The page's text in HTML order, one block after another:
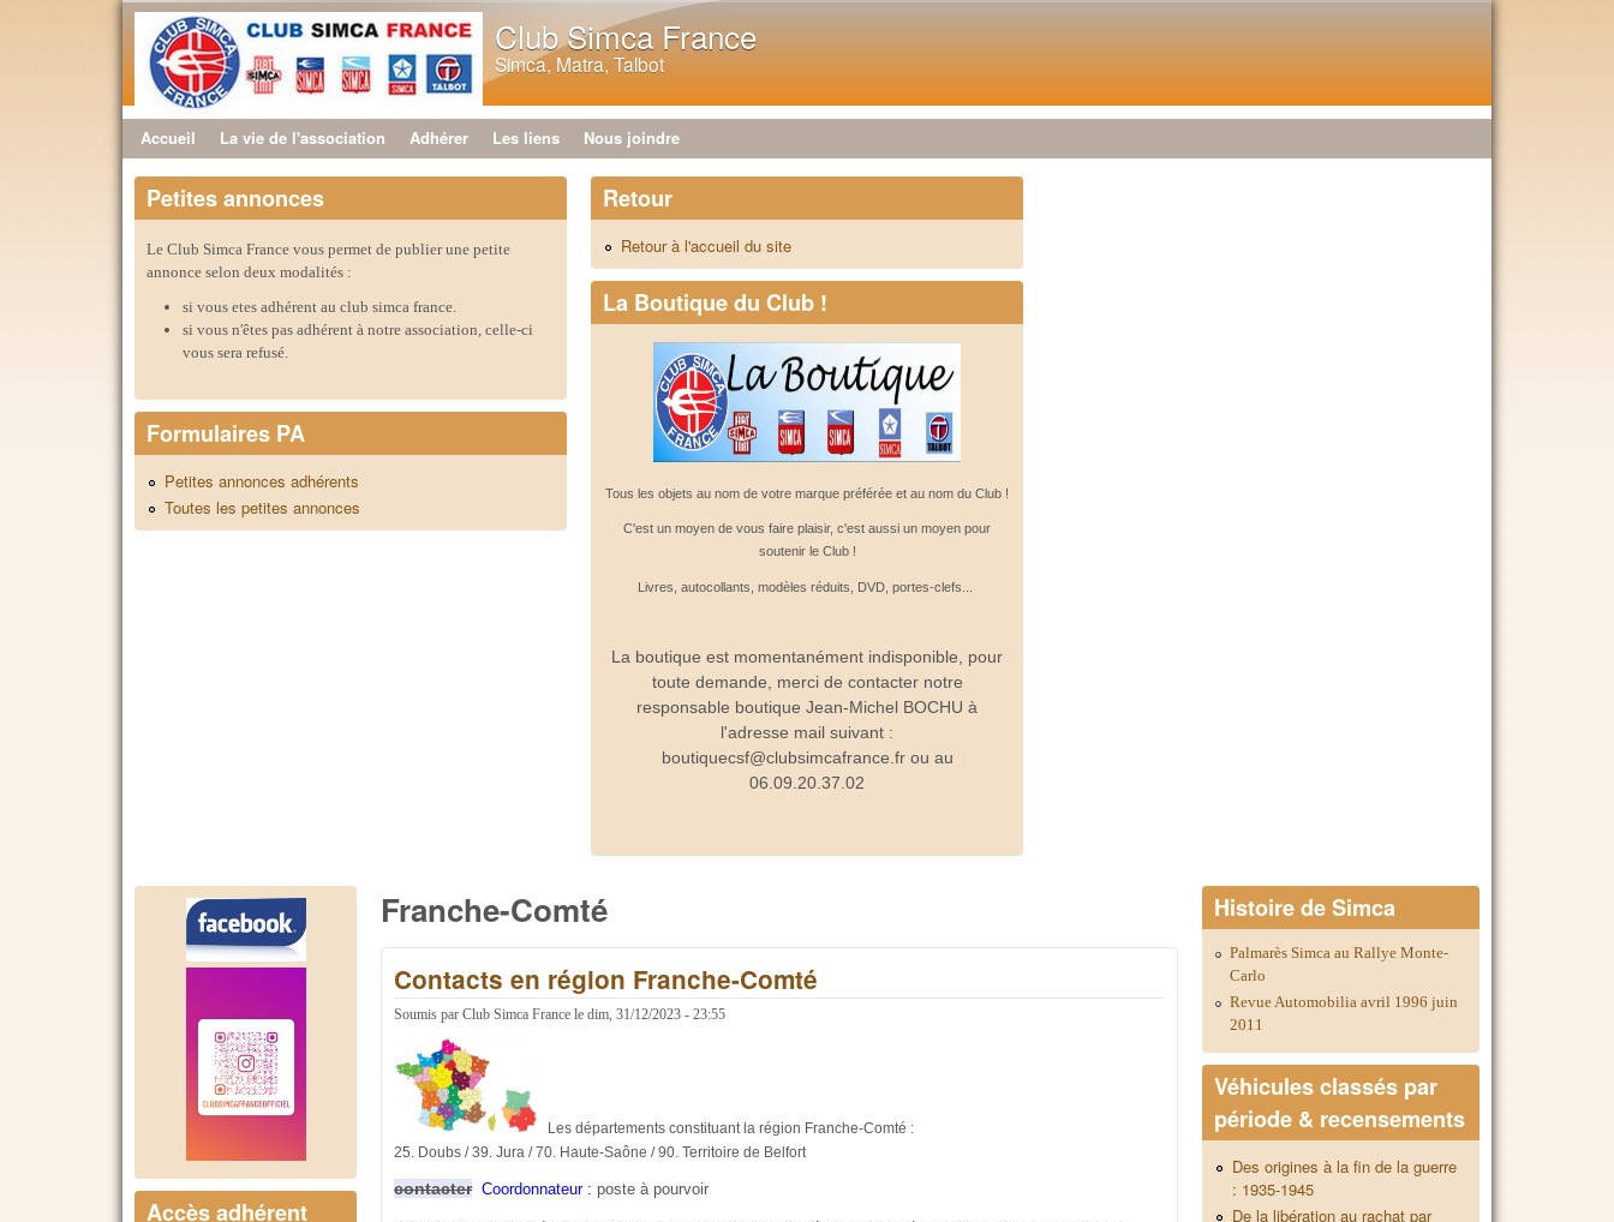
Club Simca France
Simca, Matra, Talbot
Menu principal
Accueil La vie de l'association Adhérer Les liens Nous joindre
Petites annonces
Le Club Simca France vous permet de publier une petite
annonce selon deux modalités :
si vous etes adhérent au club simca france.
si vous n'êtes pas adhérent à notre association, celle-ci
vous sera refusé.
Formulaires PA
Petites annonces adhérents
Toutes les petites annonces
Retour
Retour à l'accueil du site
La Boutique du Club !
Tous les objets au nom de votre marque préférée et au nom du Club !
C'est un moyen de vous faire plaisir, c'est aussi un moyen pour
soutenir le Club !
Livres, autocollants, modèles réduits, DVD, portes-clefs...
La boutique est momentanément indisponible, pour
toute demande, merci de contacter notre
responsable boutique Jean-Michel BOCHU à
l'adresse mail suivant :
boutiquecsf@clubsimcafrance.fr ou au
06.09.20.37.02
Franche-Comté
Contacts en région Franche-Comté
Soumis parClub Simca France ledim, 31/12/2023 - 23:55
Les départements constituant la région Franche-Comté :
25. Doubs / 39. Jura / 70. Haute-Saône / 90. Territoire de Belfort
contacter Coordonnateur :poste à pourvoir
Accès adhérent
Histoire de Simca
Palmarès Simca au Rallye Monte-
Carlo
Revue Automobilia avril 1996 juin
2011
Véhicules classés par
période & recensements
Des origines à la fin de la guerre
: 1935-1945
De la libération au rachat par